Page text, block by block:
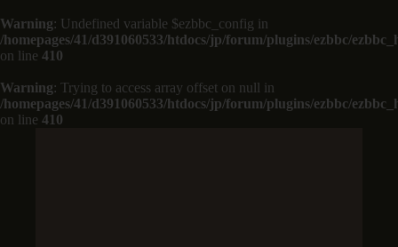
Warning: Undefined variable $ezbbc_config in
/homepages/41/d391060533/htdocs/jp/forum/plugins/ezbbc/
on line 410
Warning: Trying to access array offset on null in
/homepages/41/d391060533/htdocs/jp/forum/plugins/ezbbc/
on line 410